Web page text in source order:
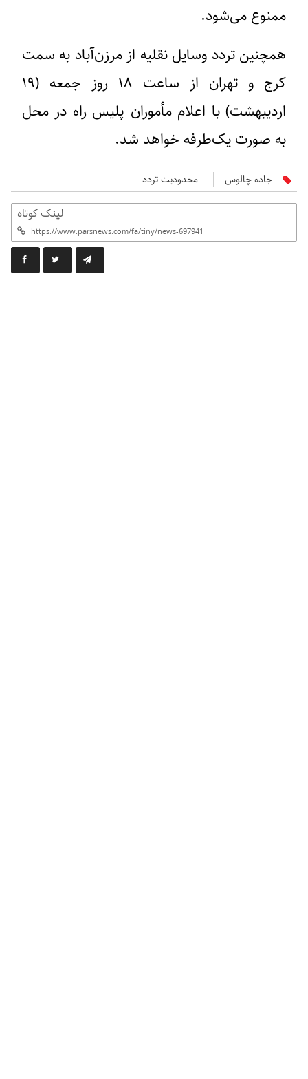
ممنوع می‌شود.
همچنین تردد وسایل نقلیه از مرزن‌آباد به سمت
کرج و تهران از ساعت ۱۸ روز جمعه (۱۹
اردیبهشت) با اعلام مأموران پلیس راه در محل
به صورت یک‌طرفه خواهد شد.
جاده چالوس محدودیت تردد
لینک کوتاه